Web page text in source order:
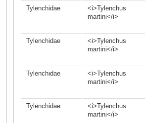
Tylenchidae
<i>Tylenchus
martini</i>
Tylenchidae
<i>Tylenchus
martini</i>
Tylenchidae
<i>Tylenchus
martini</i>
Tylenchidae
<i>Tylenchus
martini</i>